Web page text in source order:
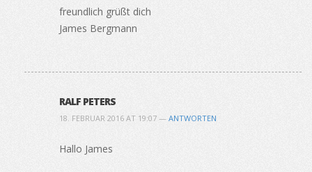
freundlich grüßt dich
James Bergmann
RALF PETERS
18. FEBRUAR 2016 AT 19:07 — ANTWORTEN
Hallo James